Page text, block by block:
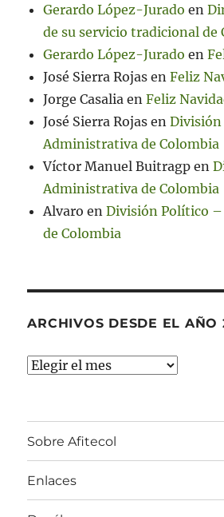
Gerardo López-Jurado en
de su servicio tradicional de
Gerardo López-Jurado en
José Sierra Rojas enFeliz
Jorge Casalia enFeliz
José Sierra Rojas en
Administrativa de Colombia
Víctor Manuel Buitragp en
Administrativa de Colombia
Alvaro enDivisión Político
de Colombia
ARCHIVOS DESDE EL AÑO
Archivos
Sobre Afitecol
Enlaces